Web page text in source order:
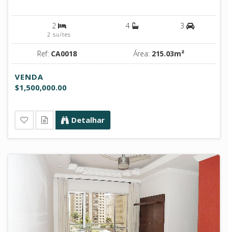
2
2 suítes
4 3
Ref: CA0018 Área: 215.03m²
VENDA
$1,500,000.00
Detalhar